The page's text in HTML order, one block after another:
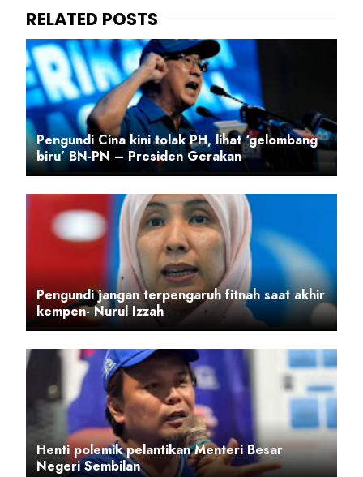
Pengundi Cina kini tolak PH, lihat ‘gelombang
biru’ BN-PN – Presiden Gerakan
Pengundi jangan terpengaruh fitnah saat akhir
kempen- Nurul Izzah
Henti polemik pelantikan Menteri Besar
Negeri Sembilan